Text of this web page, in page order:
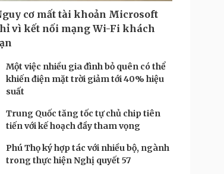
cơ mất tài khoản Microsoft
vì kết nối mạng Wi-Fi khách
Một việc nhiều gia đình bỏ quên có thể
khiến điện mặt trời giảm tới 40% hiệu
suất
Trung Quốc tăng tốc tự chủ chip tiên
tiến với kế hoạch đầy tham vọng
Phú Thọ ký hợp tác với nhiều bộ, ngành
trong thực hiện Nghị quyết 57